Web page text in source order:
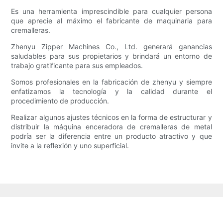
Es una herramienta imprescindible para cualquier persona
que aprecie al máximo el fabricante de maquinaria para
cremalleras.
Zhenyu Zipper Machines Co., Ltd. generará ganancias
saludables para sus propietarios y brindará un entorno de
trabajo gratificante para sus empleados.
Somos profesionales en la fabricación de zhenyu y siempre
enfatizamos la tecnología y la calidad durante el
procedimiento de producción.
Realizar algunos ajustes técnicos en la forma de estructurar y
distribuir la máquina enceradora de cremalleras de metal
podría ser la diferencia entre un producto atractivo y que
invite a la reflexión y uno superficial.